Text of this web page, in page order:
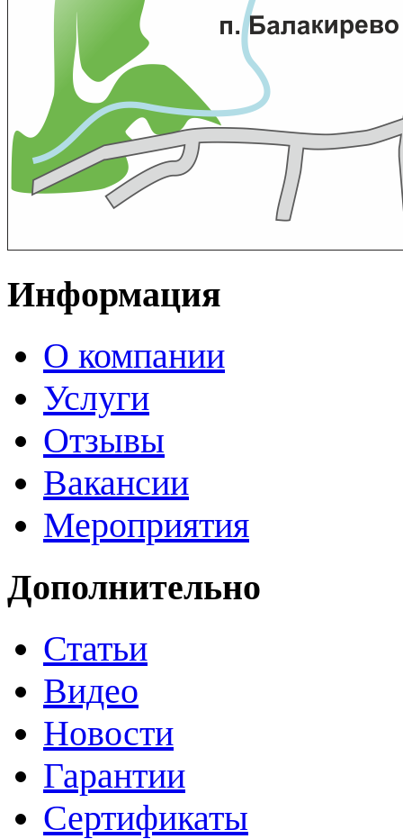
Информация
О компании
Услуги
Отзывы
Вакансии
Мероприятия
Дополнительно
Статьи
Видео
Новости
Гарантии
Сертификаты